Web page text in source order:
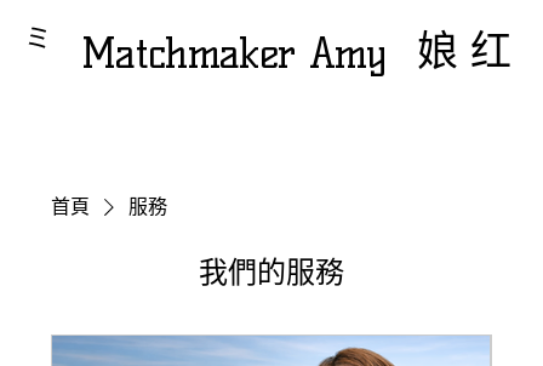
Matchmaker Amy 红娘
首頁 服務
我們的服務